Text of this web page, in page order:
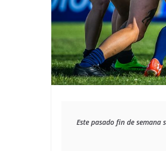
Este pasado fin de semana